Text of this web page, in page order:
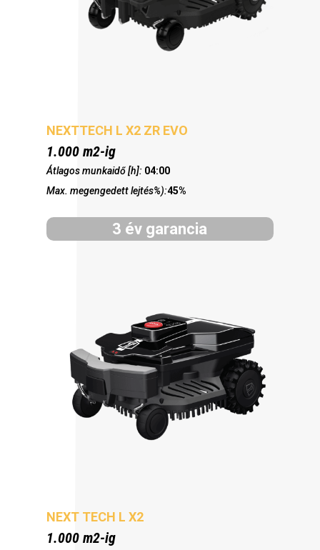
NEXTTECH L X2 ZR EVO
1.000 m2-ig
Átlagos munkaidő [h]: 04:00
Max. megengedett lejtés%):45%
3 év garancia
NEXT TECH L X2
1.000 m2-ig